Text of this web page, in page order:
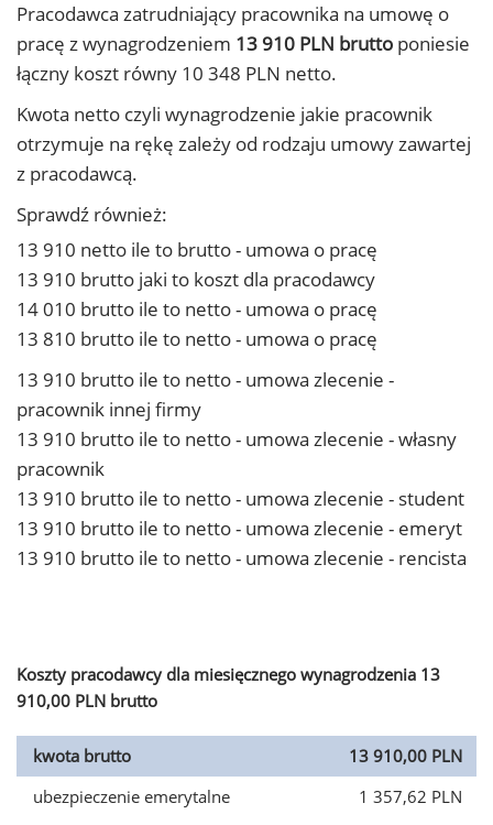
Pracodawca zatrudniający pracownika na umowę o
pracę z wynagrodzeniem 13 910 PLN brutto poniesie
łączny koszt równy 10 348 PLN netto.
Kwota netto czyli wynagrodzenie jakie pracownik
otrzymuje na rękę zależy od rodzaju umowy zawartej
z pracodawcą.
Sprawdź również:
13 910 netto ile to brutto - umowa o pracę
13 910 brutto jaki to koszt dla pracodawcy
14 010 brutto ile to netto - umowa o pracę
13 810 brutto ile to netto - umowa o pracę
13 910 brutto ile to netto - umowa zlecenie -
pracownik innej firmy
13 910 brutto ile to netto - umowa zlecenie - własny
pracownik
13 910 brutto ile to netto - umowa zlecenie - student
13 910 brutto ile to netto - umowa zlecenie - emeryt
13 910 brutto ile to netto - umowa zlecenie - rencista
Koszty pracodawcy dla miesięcznego wynagrodzenia 13
910,00 PLN brutto
kwota brutto
13 910,00 PLN
ubezpieczenie emerytalne
1 357,62 PLN